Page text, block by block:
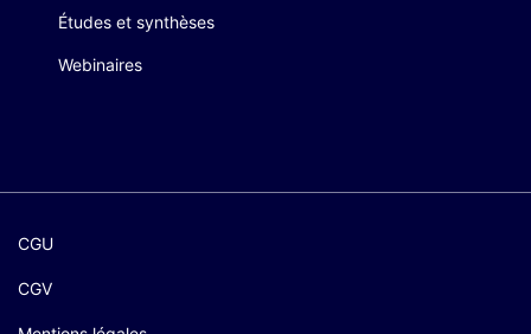
Études et synthèses
Webinaires
CGU
CGV